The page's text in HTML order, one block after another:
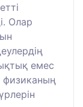
Олар
емес
физиканың